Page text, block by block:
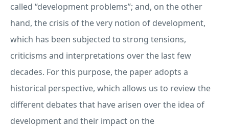
called “development problems”; and, on the other
hand, the crisis of the very notion of development,
which has been subjected to strong tensions,
criticisms and interpretations over the last few
decades. For this purpose, the paper adopts a
historical perspective, which allows us to review the
different debates that have arisen over the idea of
development and their impact on the